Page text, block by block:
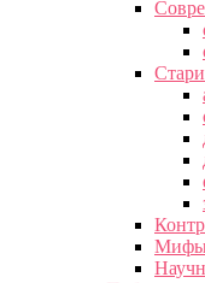
Мифы